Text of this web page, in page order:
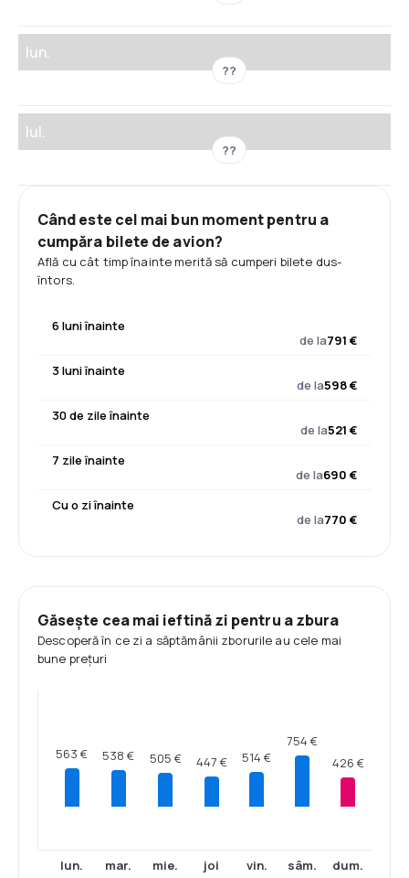
Iun.
??
Iul.
??
Când este cel mai bun moment pentru a
cumpăra bilete de avion?
Află cu cât timp înainte merită să cumperi bilete dus-
întors.
6 luni înainte
de la791 €
3 luni înainte
de la598 €
30 de zile înainte
de la521 €
7 zile înainte
de la690 €
Cu o zi înainte
de la770 €
Găsește cea mai ieftină zi pentru a zbura
Descoperă în ce zi a săptămânii zborurile au cele mai
bune prețuri
563 €
lun.
538 €
mar.
505 €
mie.
447 €
joi
514 €
vin.
754 €
sâm.
426 €
dum.